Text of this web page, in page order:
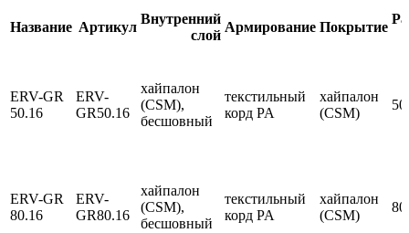
Название Артикул
Внутренний
слой
Армирование Покрытие
ERV-GR
50.16
ERV-
GR50.16
хайпалон
(CSM),
бесшовный
текстильный
корд PA
хайпалон
(CSM)
50
ERV-GR
80.16
ERV-
GR80.16
хайпалон
(CSM),
бесшовный
текстильный
корд PA
хайпалон
(CSM)
80